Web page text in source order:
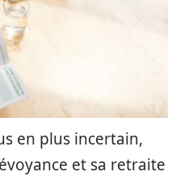
en plus incertain,
et sa retraite